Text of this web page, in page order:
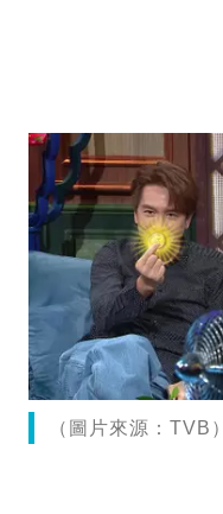
（圖片來源：TVB）